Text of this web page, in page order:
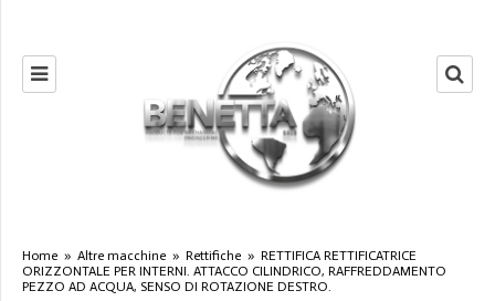
Home » Altre macchine » Rettifiche » RETTIFICA RETTIFICATRICE
ORIZZONTALE PER INTERNI. ATTACCO CILINDRICO, RAFFREDDAMENTO
PEZZO AD ACQUA, SENSO DI ROTAZIONE DESTRO.